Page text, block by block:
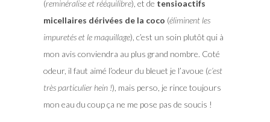
(reminéralise et rééquilibre), et de tensioactifs
micellaires dérivées de la coco (éliminent les
impuretés et le maquillage), c’est un soin plutôt qui à
mon avis conviendra au plus grand nombre. Coté
odeur, il faut aimé l’odeur du bleuet je l’avoue (c’est
très particulier hein !), mais perso, je rince toujours
mon eau du coup ça ne me pose pas de soucis !